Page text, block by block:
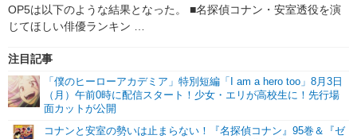
OP5は以下のような結果となった。 ■名探偵コナン・安室透役を演
じてほしい俳優ランキン …
注目記事
「僕のヒーローアカデミア」特別短編「I am a hero too」8月3日
（月）午前0時に配信スタート！少女・エリが高校生に！先行場
面カットが公開
コナンと安室の勢いは止まらない！『名探偵コナン』95巻＆『ゼ